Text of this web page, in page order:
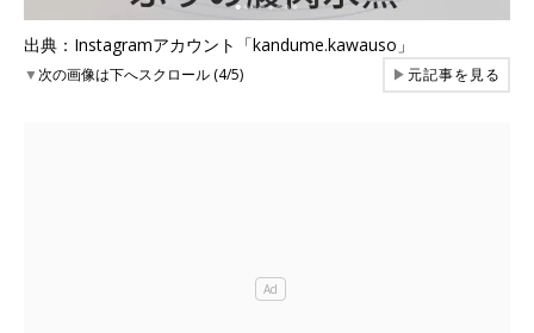
出典：Instagramアカウント「kandume.kawauso」
▼次の画像は下へスクロール (4/5) ▶元記事を見る